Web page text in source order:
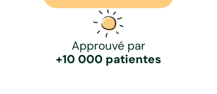
Approuvé par
+10 000 patientes